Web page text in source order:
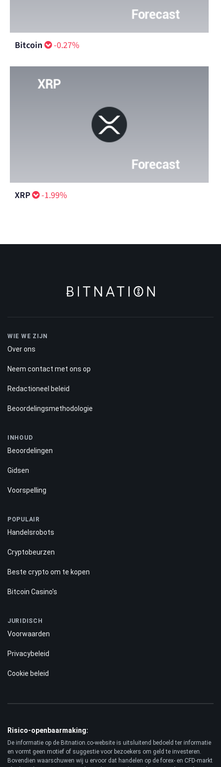
Bitcoin -0.27%
XRP -1.99%
WIE WE ZIJN
Over ons
Neem contact met ons op
Redactioneel beleid
Beoordelingsmethodologie
INHOUD
Beoordelingen
Gidsen
Voorspelling
POPULAIR
Handelsrobots
Cryptobeurzen
Beste crypto om te kopen
Bitcoin Casino's
JURIDISCH
Voorwaarden
Privacybeleid
Cookie beleid
Risico-openbaarmaking:
De informatie op de Bitnation.co-website is uitsluitend bedoeld ter informatie
en vormt geen motief of suggestie voor bezoekers om geld te investeren.
Bovendien waarschuwen wij u ervoor dat handelen op de forex- en CFD-markt